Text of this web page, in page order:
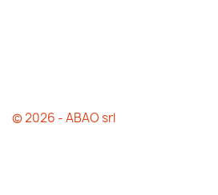
© 2026 - ABAO srl